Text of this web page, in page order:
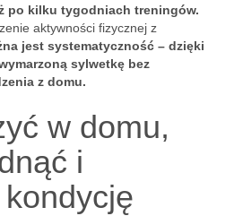
po kilku tygodniach treningów.
aktywności fizycznej z
jest systematyczność – dzięki
sylwetkę bez
z domu.
w domu,
i